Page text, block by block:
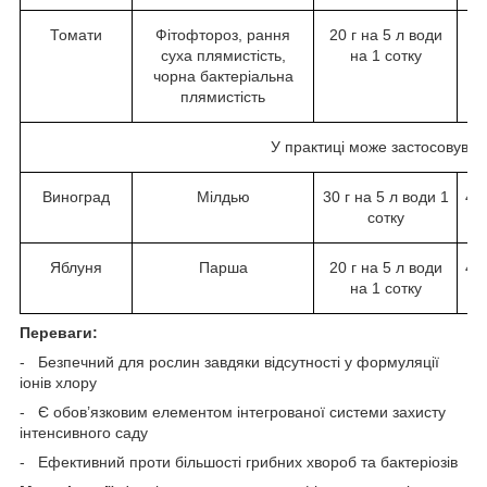
Томати
Фітофтороз, рання
суха плямистість,
чорна бактеріальна
плямистість
20 г на 5 л води
на 1 сотку
У практиці може
Виноград Мілдью
30 г на 5 л води 1
сотку
4
Яблуня Парша
20 г на 5 л води
на 1 сотку
4
Переваги:
- Безпечний для рослин завдяки відсутності у формуляції
іонів хлору
- Є обов’язковим елементом інтегрованої системи захисту
інтенсивного саду
- Ефективний проти більшості грибних хвороб та бактеріозів